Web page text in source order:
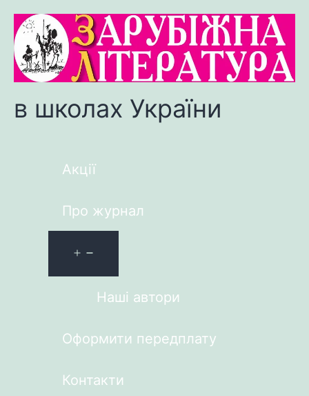
в школах України
Акції
Про журнал
Наші автори
Оформити передплату
Контакти